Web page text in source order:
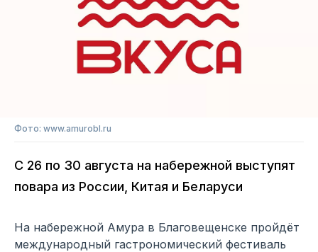
Фото: www.amurobl.ru
С 26 по 30 августа на набережной выступят
повара из России, Китая и Беларуси
На набережной Амура в Благовещенске пройдёт
международный гастрономический фестиваль